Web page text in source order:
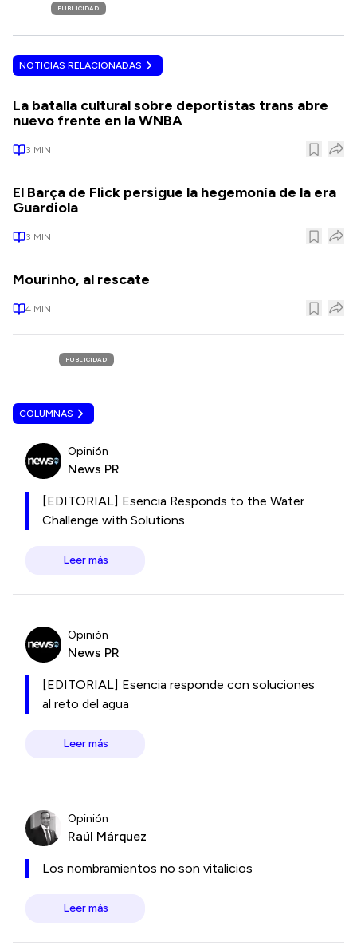
PUBLICIDAD
NOTICIAS RELACIONADAS
La batalla cultural sobre deportistas trans abre
nuevo frente en la WNBA
3 MIN
El Barça de Flick persigue la hegemonía de la era
Guardiola
3 MIN
Mourinho, al rescate
4 MIN
PUBLICIDAD
COLUMNAS
Opinión
News PR
[EDITORIAL] Esencia Responds to the Water
Challenge with Solutions
Leer más
Opinión
News PR
[EDITORIAL] Esencia responde con soluciones
al reto del agua
Leer más
Opinión
Raúl Márquez
Los nombramientos no son vitalicios
Leer más